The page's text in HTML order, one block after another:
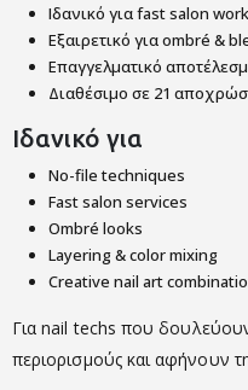
Ιδανικό για fast salon work
Εξαιρετικό για ombré &
Επαγγελματικό
Διαθέσιμο σε 21
Ιδανικό για
No-file techniques
Fast salon services
Ombré looks
Layering & color mixing
Creative nail art
Για nail techs που
περιορισμούς και αφήνουν